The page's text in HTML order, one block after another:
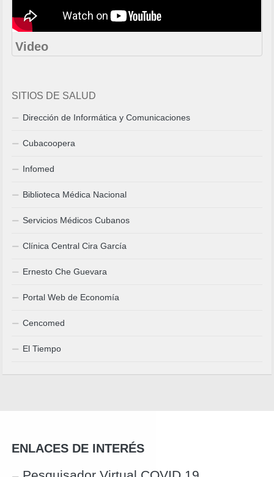
Video
SITIOS DE SALUD
Dirección de Informática y Comunicaciones
Cubacoopera
Infomed
Biblioteca Médica Nacional
Servicios Médicos Cubanos
Clínica Central Cira García
Ernesto Che Guevara
Portal Web de Economía
Cencomed
El Tiempo
ENLACES DE INTERÉS